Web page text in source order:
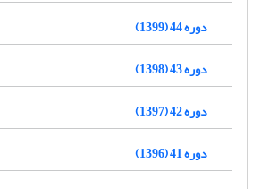
دوره 44 (1399)
دوره 43 (1398)
دوره 42 (1397)
دوره 41 (1396)